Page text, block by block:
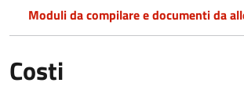
Moduli da compilare e documenti da
Costi